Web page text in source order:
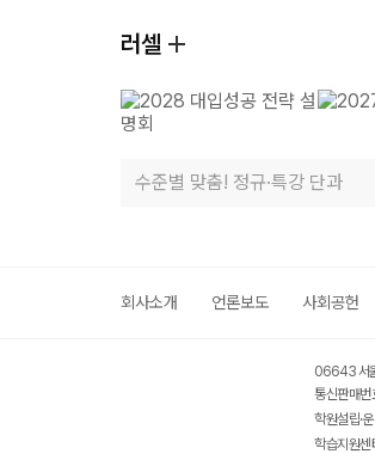
러셀
수준별 맞춤! 정규·특강 단과
회사소개 언론보도 사회공헌
06643 서
통신판매
학원설립·
학습지원